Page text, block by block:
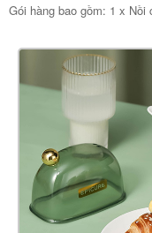
Gói hàng bao gồm: 1 x Nồi